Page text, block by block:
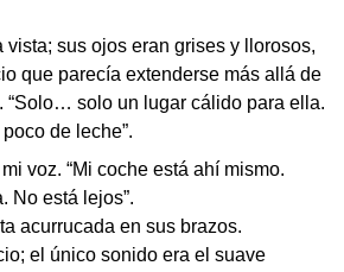
vista; sus ojos eran grises y llorosos,
que parecía extenderse más allá de
“Solo… solo un lugar cálido para ella.
de leche”.
voz. “Mi coche está ahí mismo.
No está lejos”.
acurrucada en sus brazos.
el único sonido era el suave